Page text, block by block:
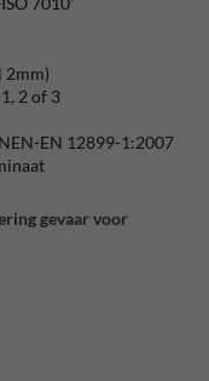
2mm)
2 of 3
EN 12899-1:2007
gevaar voor